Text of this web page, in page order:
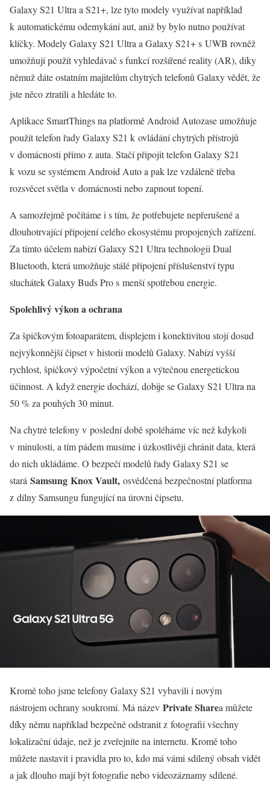
Galaxy S21 Ultra a S21+, lze tyto modely využívat například
k automatickému odemykání aut, aniž by bylo nutno používat
klíčky. Modely Galaxy S21 Ultra a Galaxy S21+ s UWB rovněž
umožňují použít vyhledávač s funkcí rozšířené reality (AR), díky
němuž dáte ostatním majitelům chytrých telefonů Galaxy vědět, že
jste něco ztratili a hledáte to.
Aplikace SmartThings na platformě Android Autozase umožňuje
použít telefon řady Galaxy S21 k ovládání chytrých přístrojů
v domácnosti přímo z auta. Stačí připojit telefon Galaxy S21
k vozu se systémem Android Auto a pak lze vzdáleně třeba
rozsvěcet světla v domácnosti nebo zapnout topení.
A samozřejmě počítáme i s tím, že potřebujete nepřerušené a
dlouhotrvající připojení celého ekosystému propojených zařízení.
Za tímto účelem nabízí Galaxy S21 Ultra technologii Dual
Bluetooth, která umožňuje stálé připojení příslušenství typu
sluchátek Galaxy Buds Pro s menší spotřebou energie.
Spolehlivý výkon a ochrana
Za špičkovým fotoaparátem, displejem i konektivitou stojí dosud
nejvýkonnější čipset v historii modelů Galaxy. Nabízí vyšší
rychlost, špičkový výpočetní výkon a výtečnou energetickou
účinnost. A když energie dochází, dobije se Galaxy S21 Ultra na
50 % za pouhých 30 minut.
Na chytré telefony v poslední době spoléháme víc než kdykoli
v minulosti, a tím pádem musíme i úzkostlivěji chránit data, která
do nich ukládáme. O bezpečí modelů řady Galaxy S21 se
stará Samsung Knox Vault, osvědčená bezpečnostní platforma
z dílny Samsungu fungující na úrovni čipsetu.
Kromě toho jsme telefony Galaxy S21 vybavili i novým
nástrojem ochrany soukromí. Má název Private Sharea můžete
díky němu například bezpečně odstranit z fotografií všechny
lokalizační údaje, než je zveřejníte na internetu. Kromě toho
můžete nastavit i pravidla pro to, kdo má vámi sdílený obsah vidět
a jak dlouho mají být fotografie nebo videozáznamy sdílené.